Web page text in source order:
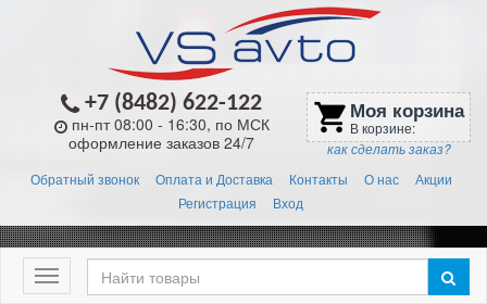
+7 (8482) 622-122
пн-пт 08:00 - 16:30, по МСК
оформление заказов 24/7
shopping_cart Моя корзина
В корзине:
как сделать заказ?
Обратный звонок Оплата и Доставка Контакты О нас
Акции
Регистрация
Вход
Меню